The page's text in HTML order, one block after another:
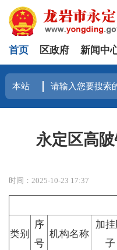
首页 区政府 新闻中
永定区高
时间：2025-10-23 17:37
类别
序
号
机构名称
加
子